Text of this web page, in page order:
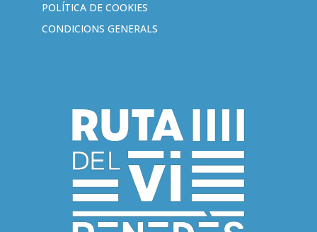
POLÍTICA DE COOKIES
CONDICIONS GENERALS